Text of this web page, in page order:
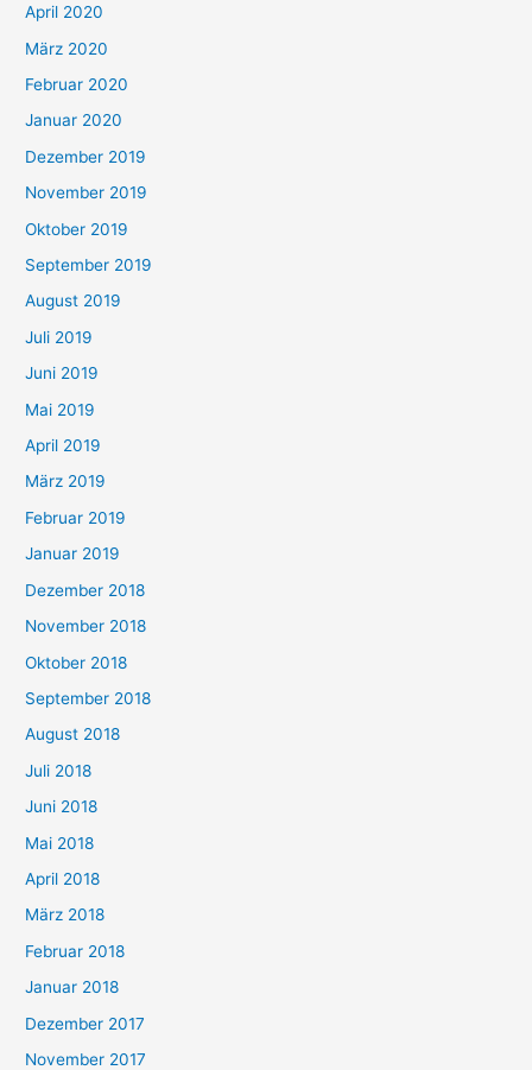
April 2020
März 2020
Februar 2020
Januar 2020
Dezember 2019
November 2019
Oktober 2019
September 2019
August 2019
Juli 2019
Juni 2019
Mai 2019
April 2019
März 2019
Februar 2019
Januar 2019
Dezember 2018
November 2018
Oktober 2018
September 2018
August 2018
Juli 2018
Juni 2018
Mai 2018
April 2018
März 2018
Februar 2018
Januar 2018
Dezember 2017
November 2017